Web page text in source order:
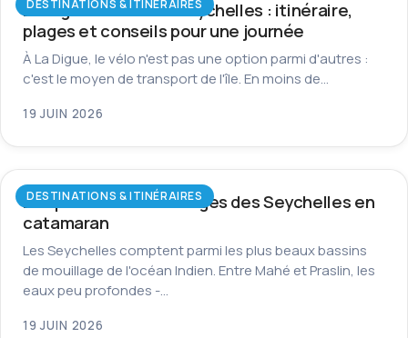
DESTINATIONS & ITINÉRAIRES
La Digue à vélo aux Seychelles : itinéraire,
plages et conseils pour une journée
À La Digue, le vélo n'est pas une option parmi d'autres :
c'est le moyen de transport de l'île. En moins de…
19 JUIN 2026
DESTINATIONS & ITINÉRAIRES
Les plus beaux mouillages des Seychelles en
catamaran
Les Seychelles comptent parmi les plus beaux bassins
de mouillage de l'océan Indien. Entre Mahé et Praslin, les
eaux peu profondes -…
19 JUIN 2026